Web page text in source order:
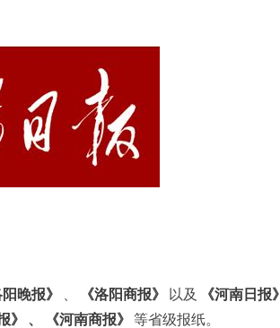
阳晚报》 《洛阳商报》 以及 《河南日报》
》 、 《河南商报》 等省级报纸。